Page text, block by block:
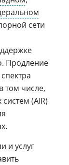
сети
Продление
том числе,
(AIR)
и услуг